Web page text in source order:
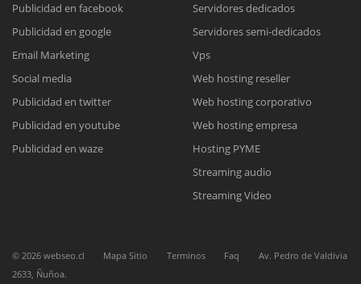
Reunión online
Nuestros ejecutivos le enviarán un correo electrónico con el enlace a
Meet para la reunión online.
Cotización
Todos nuestros ejecutivos están fuera de línea. Complete el formulario
Publicidad en facebook
Publicidad en google
Email Marketing
Social media
Publicidad en twitter
Publicidad en youtube
Publicidad en waze
Servidores dedicados
Servidores semi-dedicados
Vps
Web hosting reseller
Web hosting corporativo
Web hosting empresa
Hosting PYME
Streaming audio
Streaming Video
© 2026 webseo.cl Mapa Sitio Terminos Faq
Av. Pedro de Valdivia
2633, Ñuñoa.